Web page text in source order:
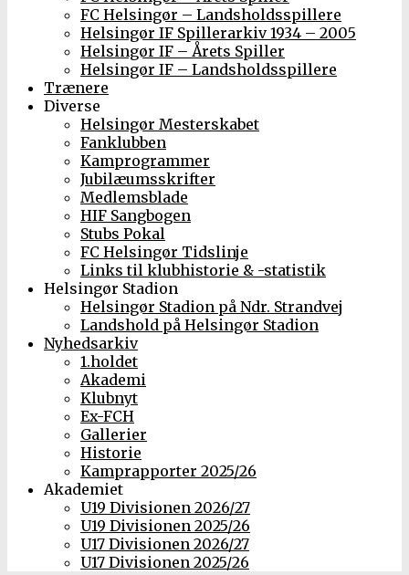
FC Helsingør – Landsholdsspillere
Helsingør IF Spillerarkiv 1934 – 2005
Helsingør IF – Årets Spiller
Helsingør IF – Landsholdsspillere
Trænere
Diverse
Helsingør Mesterskabet
Fanklubben
Kamprogrammer
Jubilæumsskrifter
Medlemsblade
HIF Sangbogen
Stubs Pokal
FC Helsingør Tidslinje
Links til klubhistorie & -statistik
Helsingør Stadion
Helsingør Stadion på Ndr. Strandvej
Landshold på Helsingør Stadion
Nyhedsarkiv
1.holdet
Akademi
Klubnyt
Ex-FCH
Gallerier
Historie
Kamprapporter 2025/26
Akademiet
U19 Divisionen 2026/27
U19 Divisionen 2025/26
U17 Divisionen 2026/27
U17 Divisionen 2025/26